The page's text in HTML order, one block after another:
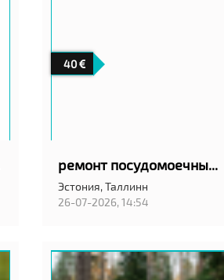
40
ремонт посудомоечных машин на дому с гарантией качество!
Эстония,Таллинн
26-07-2026, 14:54